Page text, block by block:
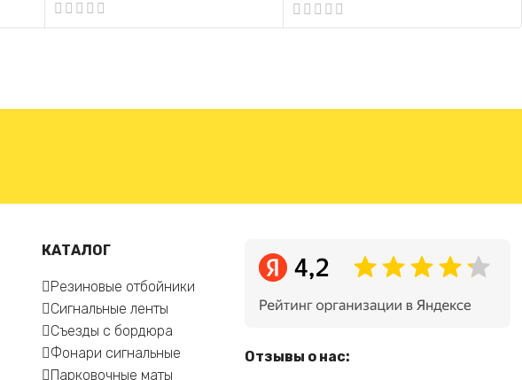
вкладывающийся)
КАТАЛОГ
Резиновые отбойники
Сигнальные ленты
Съезды с бордюра
Фонари сигнальные
Парковочные маты
Отзывы о нас: